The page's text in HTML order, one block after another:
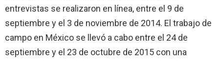
entrevistas se realizaron en línea, entre el 9 de
septiembre y el 3 de noviembre de 2014. El trabajo de
campo en México se llevó a cabo entre el 24 de
septiembre y el 23 de octubre de 2015 con una